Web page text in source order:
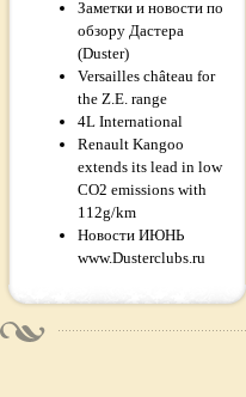
Заметки и новости по
обзору Дастера
(Duster)
Versailles château for
the Z.E. range
4L International
Renault Kangoo
extends its lead in low
CO2 emissions with
112g/km
Новости ИЮНЬ
www.Dusterclubs.ru